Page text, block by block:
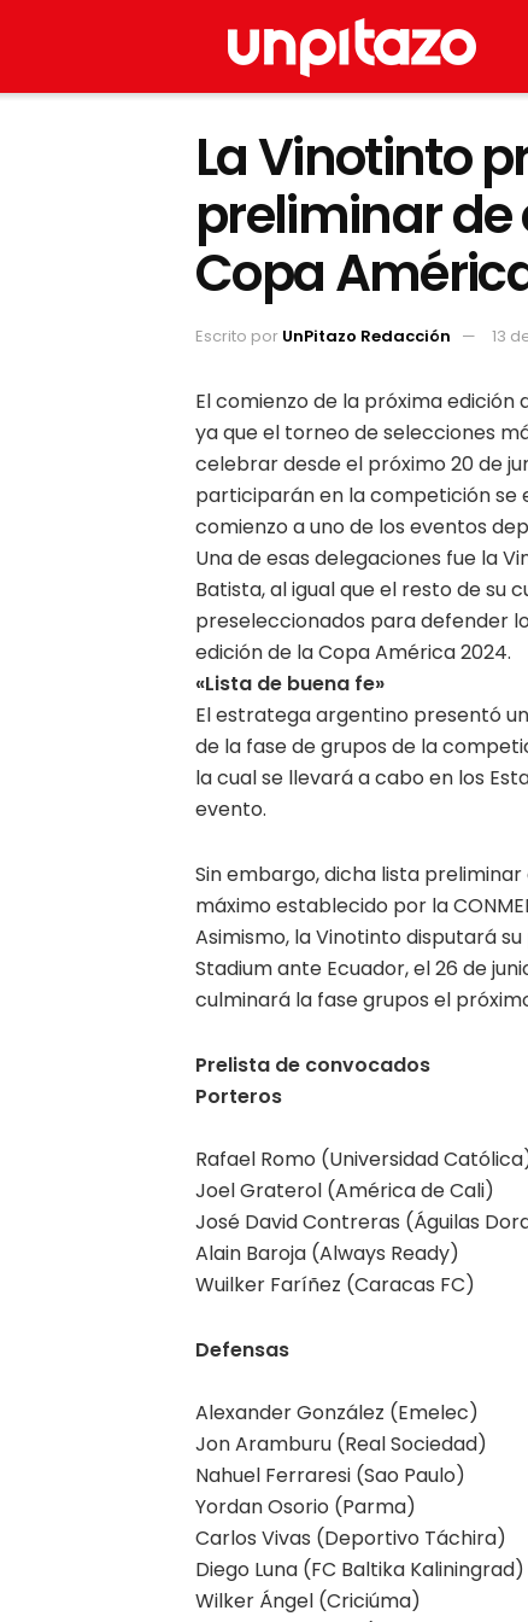
La Vinotinto
preliminar
Copa
Escrito por UnPitazo Redacción 13
El comienzo de la próxima edición
ya que el torneo de selecciones
celebrar desde el próximo 20 de
participarán en la competición se
comienzo a uno de los eventos
Una de esas delegaciones fue la
Batista, al igual que el resto de su
preseleccionados para defender
edición de la Copa América 2024.
«Lista de buena fe»
El estratega argentino presentó
de la fase de grupos de la
la cual se llevará a cabo en los
evento.
Sin embargo, dicha lista
máximo establecido por la
Asimismo, la Vinotinto disputará
Stadium ante Ecuador, el 26 de
culminará la fase grupos el
Prelista de convocados
Porteros
Rafael Romo (Universidad
Joel Graterol (América de Cali)
José David Contreras (Águilas
Alain Baroja (Always Ready)
Wuilker Faríñez (Caracas FC)
Defensas
Alexander González (Emelec)
Jon Aramburu (Real Sociedad)
Nahuel Ferraresi (Sao Paulo)
Yordan Osorio (Parma)
Carlos Vivas (Deportivo Táchira)
Diego Luna (FC Baltika Kaliningrad)
Wilker Ángel (Criciúma)